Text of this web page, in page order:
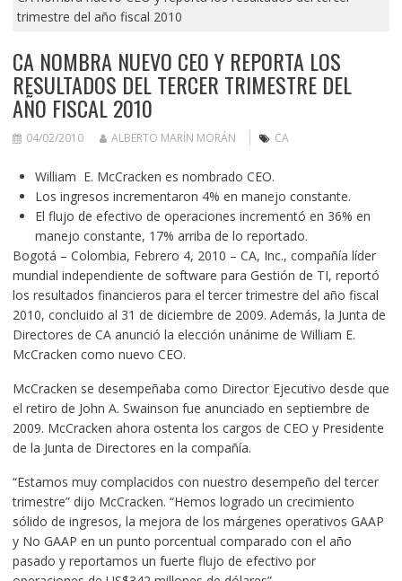
trimestre del año fiscal 2010
CA NOMBRA NUEVO CEO Y REPORTA LOS
RESULTADOS DEL TERCER TRIMESTRE DEL
AÑO FISCAL 2010
04/02/2010 ALBERTO MARÍN MORÁN CA
William E. McCracken es nombrado CEO.
Los ingresos incrementaron 4% en manejo constante.
El flujo de efectivo de operaciones incrementó en 36% en
manejo constante, 17% arriba de lo reportado.
Bogotá – Colombia, Febrero 4, 2010 – CA, Inc., compañía líder
mundial independiente de software para Gestión de TI, reportó
los resultados financieros para el tercer trimestre del año fiscal
2010, concluido al 31 de diciembre de 2009. Además, la Junta de
Directores de CA anunció la elección unánime de William E.
McCracken como nuevo CEO.
McCracken se desempeñaba como Director Ejecutivo desde que
el retiro de John A. Swainson fue anunciado en septiembre de
2009. McCracken ahora ostenta los cargos de CEO y Presidente
de la Junta de Directores en la compañía.
“Estamos muy complacidos con nuestro desempeño del tercer
trimestre” dijo McCracken. “Hemos logrado un crecimiento
sólido de ingresos, la mejora de los márgenes operativos GAAP
y No GAAP en un punto porcentual comparado con el año
pasado y reportamos un fuerte flujo de efectivo por